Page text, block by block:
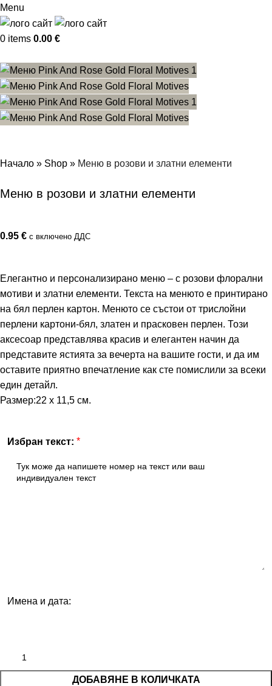
Menu
0 items 0.00 €
Начало » Shop » Меню в розови и златни елементи
Меню в розови и златни елементи
0.95 € с включено ДДС
Елегантно и персонализирано меню – с розови флорални
мотиви и златни елементи. Текста на менюто е принтирано
на бял перлен картон. Менюто се състои от трислойни
перлени картони-бял, златен и прасковен перлен. Този
аксесоар представлява красив и елегантен начин да
представите ястията за вечерта на вашите гости, и да им
оставите приятно впечатление как сте помислили за всеки
един детайл.
Размер:22 x 11,5 см.
Избран текст: *
Имена и дата:
ДОБАВЯНЕ В КОЛИЧКАТА